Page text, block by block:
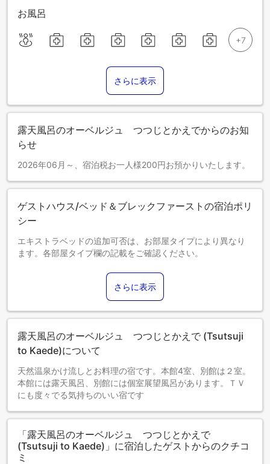
お風呂
さらに表示
露天風呂のオーベルジュ つつじとかえでからのお知
らせ
2026年06月～、宿泊税お一人様200円お預かりいたします。
ゲストハウス/ベッド＆ブレックファーストの宿泊ポリ
シー
エキストラベッドの追加可否は、お部屋タイプにより異なり
ます。各部屋タイプ欄の記載をご確認ください。
さらに表示
露天風呂のオーベルジュ つつじとかえで (Tsutsuji
to Kaede)について
天然温泉かけ流しとお料理の宿です。本館4室、別館は２室。
本館には露天風呂、別館には個室展望風呂があります。ＴＶ
にも度々でる気持ちのいい宿です
「露天風呂のオーベルジュ つつじとかえで
(Tsutsuji to Kaede)」に宿泊したゲストからのクチコ
ミ